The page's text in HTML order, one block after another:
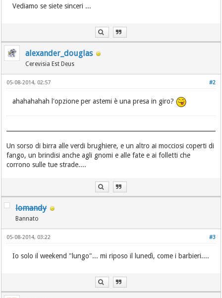
Vediamo se siete sinceri ...
alexander_douglas
Cerevisia Est Deus
#2
05-08-2014, 02:57
ahahahahah l'opzione per astemi è una presa in giro?
Un sorso di birra alle verdi brughiere, e un altro ai mocciosi coperti di
fango, un brindisi anche agli gnomi e alle fate e ai folletti che
corrono sulle tue strade....
lomandy
Bannato
#3
05-08-2014, 03:22
Io solo il weekend "lungo"... mi riposo il lunedì, come i barbieri....